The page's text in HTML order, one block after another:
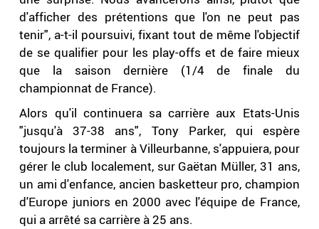
d'afficher des prétentions que l'on ne peut pas
tenir", a-t-il poursuivi, fixant tout de même l'objectif
de se qualifier pour les play-offs et de faire mieux
que la saison dernière (1/4 de finale du
championnat de France).
Alors qu'il continuera sa carrière aux Etats-Unis
"jusqu'à 37-38 ans", Tony Parker, qui espère
toujours la terminer à Villeurbanne, s'appuiera, pour
gérer le club localement, sur Gaëtan Müller, 31 ans,
un ami d'enfance, ancien basketteur pro, champion
d'Europe juniors en 2000 avec l'équipe de France,
qui a arrêté sa carrière à 25 ans.